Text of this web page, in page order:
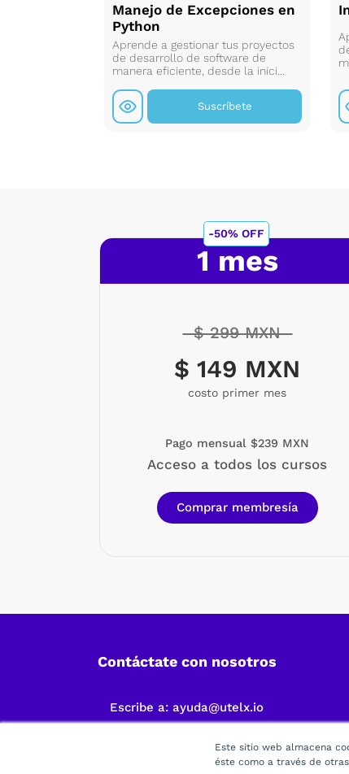
Este sitio web almacena
éste como a través de
Manejo de Excepciones en
Python
Aprende a gestionar tus proyectos
de desarrollo de software de
manera eficiente, desde la inici...
Suscríbete
1 mes
$ 299 MXN
$ 149 MXN
costo primer mes
Pago mensual $239 MXN
Acceso a todos los cursos
Comprar membresía
-50% OFF
Contáctate con nosotros
Escribe a:ayuda@utelx.io